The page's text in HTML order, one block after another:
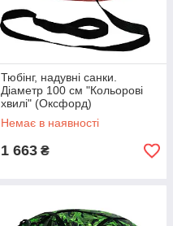
кількості шампурів,
одночасно.
м'яса, риби, птиці, овочів,
щоб полегшити ваш виїзд на
Тюбінг, надувні санки.
Діаметр 100 см "Кольорові
хвилі" (Оксфорд)
Немає в наявності
1 663 ₴